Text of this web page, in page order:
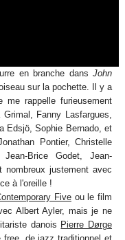
en branche dans John
sur la pochette. Il y a
me rappelle furieusement
Fanny Lasfargues,
Edsjö, Sophie Bernado, et
Pontier, Christelle
Brice Godet, Jean-
nombreux justement avec
à l'oreille !
Fiveou le film
Albert Ayler, mais je ne
danois Pierre Dørge